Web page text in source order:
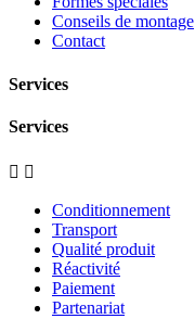
Conseils de montage
Contact
Services
Services
 
Conditionnement
Transport
Qualité produit
Réactivité
Paiement
Partenariat